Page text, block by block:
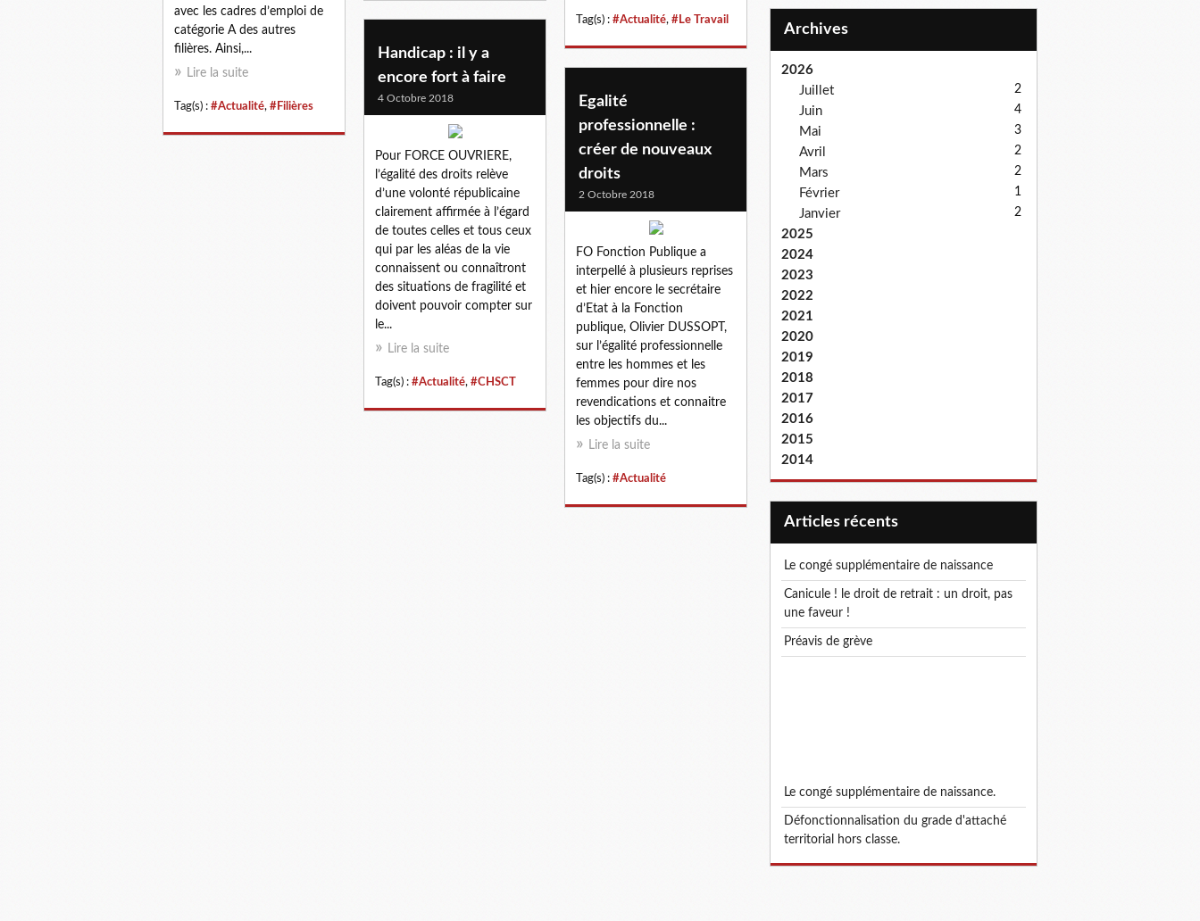
Tag(s) : #Actualité, #Le Travail
avec les cadres d’emploi de
catégorie A des autres
filières. Ainsi,...
Lire la suite
Tag(s) : #Actualité, #Filières
Handicap : il y a
encore fort à faire
4 Octobre 2018
Pour FORCE OUVRIERE,
l’égalité des droits relève
d’une volonté républicaine
clairement affirmée à l’égard
de toutes celles et tous ceux
qui par les aléas de la vie
connaissent ou connaîtront
des situations de fragilité et
doivent pouvoir compter sur
le...
Lire la suite
Tag(s) : #Actualité, #CHSCT
Egalité
professionnelle :
créer de nouveaux
droits
2 Octobre 2018
FO Fonction Publique a
interpellé à plusieurs reprises
et hier encore le secrétaire
d’Etat à la Fonction
publique, Olivier DUSSOPT,
sur l’égalité professionnelle
entre les hommes et les
femmes pour dire nos
revendications et connaitre
les objectifs du...
Lire la suite
Tag(s) : #Actualité
Archives
2026
Juillet
2
Juin 4
Mai 3
Avril 2
Mars 2
Février 1
Janvier 2
2025
2024
2023
2022
2021
2020
2019
2018
2017
2016
2015
2014
articles récents
le congé supplémentaire de naissance
canicule ! le droit de retrait : un droit, pas
une faveur !
préavis de grève
le congé supplémentaire de naissance.
défonctionnalisation du grade d'attaché
territorial hors classe.